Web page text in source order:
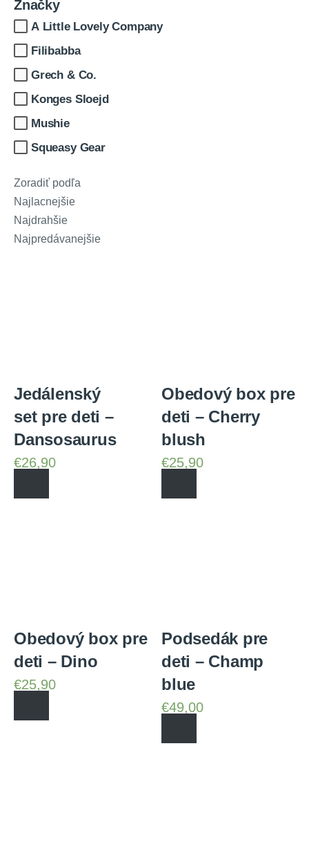
Značky
A Little Lovely Company
Filibabba
Grech & Co.
Konges Sloejd
Mushie
Squeasy Gear
Zoradiť podľa
Najlacnejšie
Najdrahšie
Najpredávanejšie
Jedálenský
set pre deti –
Dansosaurus
€26,90
Obedový box pre
deti – Cherry
blush
€25,90
Obedový box pre
deti – Dino
€25,90
Podsedák pre
deti – Champ
blue
€49,00
Získajte kupón na 3% zľavu pri prvom nákupe nad
PREDCHÁDZAJÚCI